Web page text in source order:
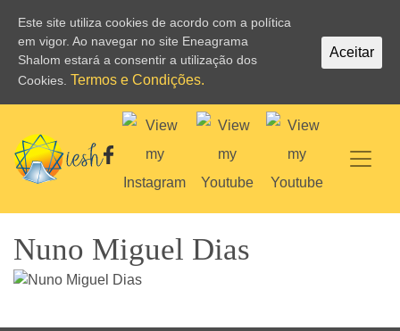
Nuno Miguel Dias
Este site utiliza cookies de acordo com a política
em vigor. Ao navegar no site Eneagrama
Shalom estará a consentir a utilização dos
Cookies. Termos e Condições.
Aceitar